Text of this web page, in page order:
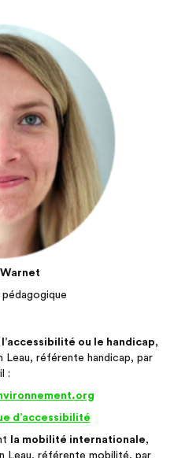
l’accessibilité ou le handicap,
référente handicap, par
:
d’accessibilité
la mobilité internationale,
Leau, référente mobilité, par